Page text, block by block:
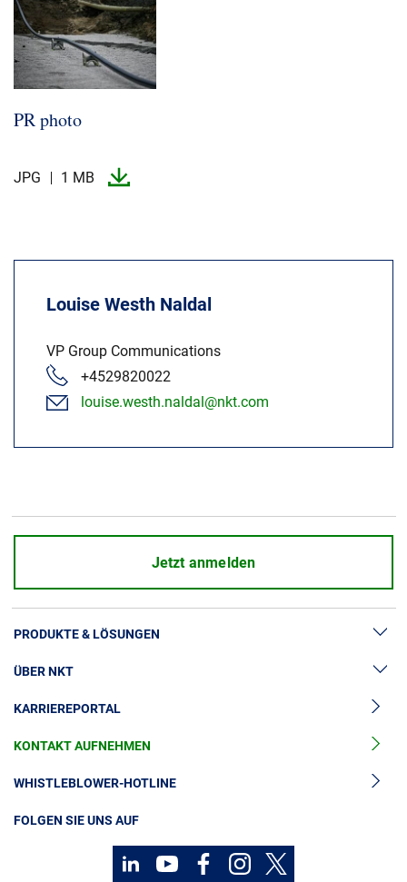
PR photo
JPG 1 MB
Louise Westh Naldal
VP Group Communications
+4529820022
louise.westh.naldal@nkt.com
Jetzt anmelden
PRODUKTE & LÖSUNGEN
Hochspannung
Kabelgarnituren
Mittelspannungskabel
Niederspannungskabel
ÜBER NKT
News & Presse
Unsere Geschichte
Investoren
Nachhaltigkeit
KARRIEREPORTAL
KONTAKT AUFNEHMEN
WHISTLEBLOWER-HOTLINE
FOLGEN SIE UNS AUF